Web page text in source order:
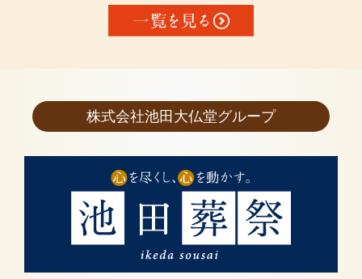
株式会社池田大仏堂グループ